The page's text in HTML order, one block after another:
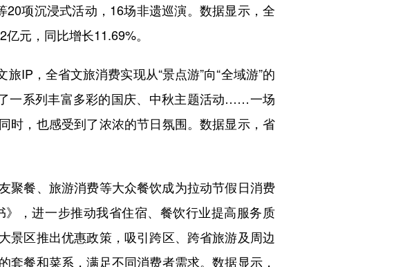
20项沉浸式活动，16场非遗巡演。数据显示，全
元，同比增长11.69%。
，全省文旅消费实现从“景点游”向“全域游”的
一系列丰富多彩的国庆、中秋主题活动……一场
时，也感受到了浓浓的节日氛围。数据显示，省
餐、旅游消费等大众餐饮成为拉动节假日消费
，进一步推动我省住宿、餐饮行业提高服务质
景区推出优惠政策，吸引跨区、跨省旅游及周边
餐和菜系，满足不同消费者需求。数据显示，